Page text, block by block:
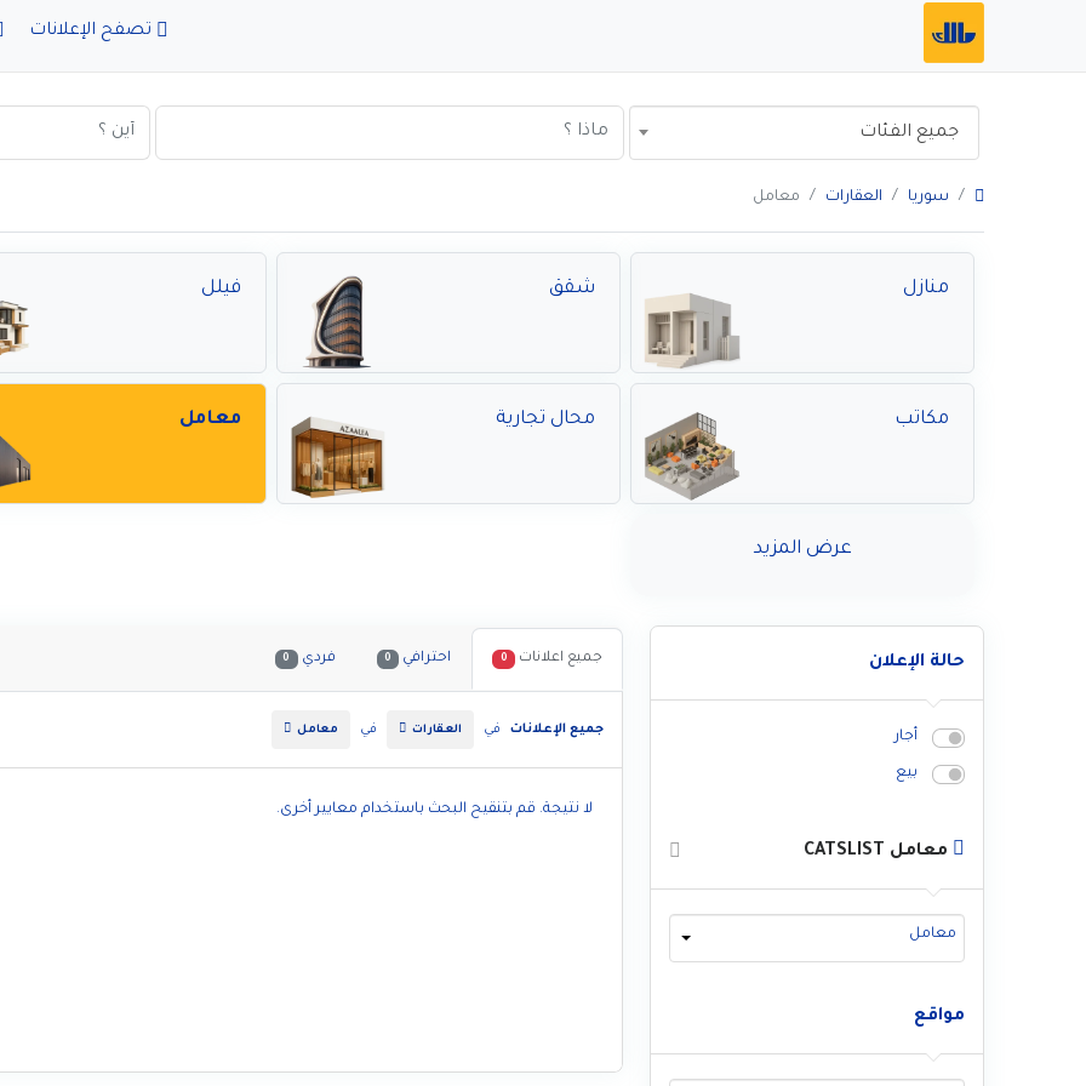
تصفح الإعلانات
جميع الفئات
سوريا العقارات معامل
منازل شقق فيلل
مكاتب محال تجارية معامل
عرض المزيد
حالة الإعلان
أجار
بيع
معامل CATSLIST
معامل
مواقع
جميع اعلانات 0 احترافي 0 فردي 0
جميع الإعلانات في العقارات في معامل
لا نتيجة. قم بتنقيح البحث باستخدام معايير أخرى.